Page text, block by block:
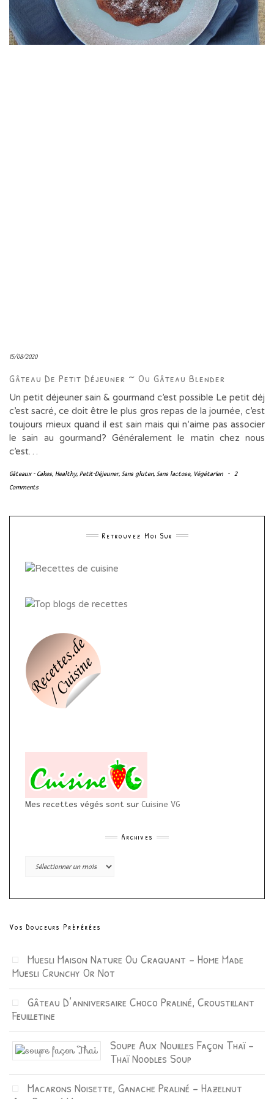
15/08/2020
Gâteau De Petit Déjeuner ~ Ou Gâteau Blender
Un petit déjeuner sain & gourmand c’est possible Le petit déj
c’est sacré, ce doit être le plus gros repas de la journée, c’est
toujours mieux quand il est sain mais qui n’aime pas associer
le sain au gourmand? Généralement le matin chez nous
c’est…
Gâteaux - Cakes, Healthy, Petit-Déjeuner, Sans gluten, Sans lactose, Végétarien - 2
Comments
Retrouvez Moi Sur
Mes recettes végés sont sur Cuisine VG
Archives
Archives
Vos Douceurs Préférées
Muesli Maison Nature Ou Craquant – Home Made
Muesli Crunchy Or Not
Gâteau D’anniversaire Choco Praliné, Croustillant
Feuilletine
Soupe Aux Nouilles Façon Thaï –
Thaï Noodles Soup
Macarons Noisette, Ganache Praliné – Hazelnut